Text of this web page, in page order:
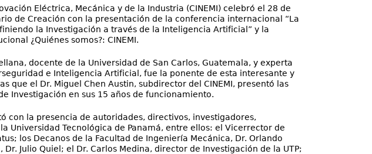
Eléctrica, Mecánica y de la Industria (CINEMI) celebró el 28 de
de Creación con la presentación de la conferencia internacional “La
la Investigación a través de la Inteligencia Artificial” y la
¿Quiénes somos?: CINEMI.
docente de la Universidad de San Carlos, Guatemala, y experta
e Inteligencia Artificial, fue la ponente de esta interesante y
que el Dr. Miguel Chen Austin, subdirector del CINEMI, presentó las
Investigación en sus 15 años de funcionamiento.
con la presencia de autoridades, directivos, investigadores,
Universidad Tecnológica de Panamá, entre ellos: el Vicerrector de
los Decanos de la Facultad de Ingeniería Mecánica, Dr. Orlando
Julio Quiel; el Dr. Carlos Medina, director de Investigación de la UTP;